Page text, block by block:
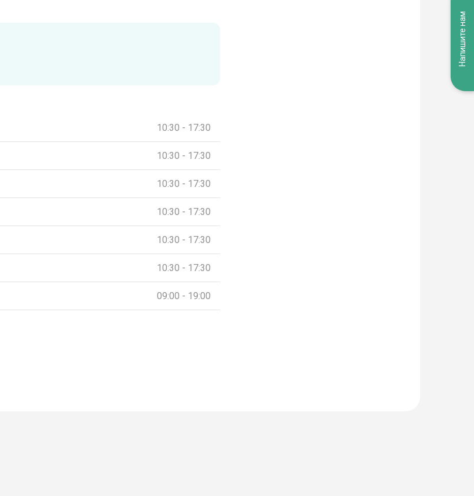
10:30 - 17:30
10:30 - 17:30
10:30 - 17:30
10:30 - 17:30
10:30 - 17:30
10:30 - 17:30
09:00 - 19:00
Напишите нам